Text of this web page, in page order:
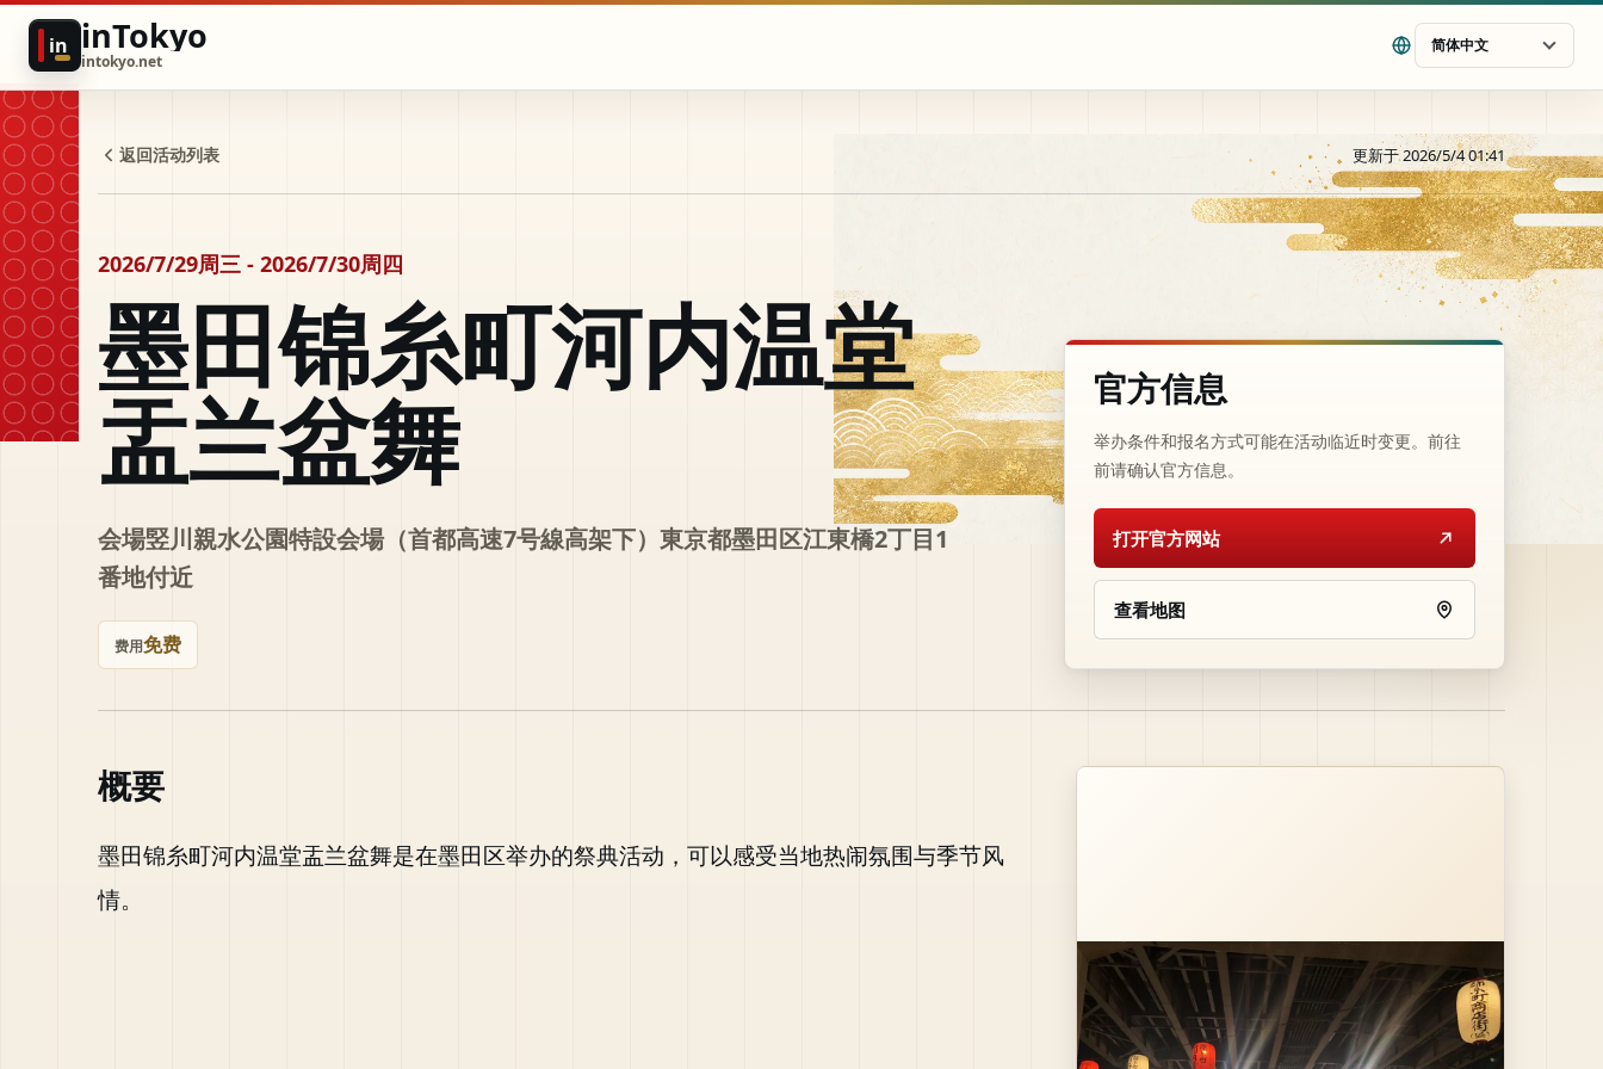
in inTokyo
intokyo.net
简体中文
返回活动列表 更新于 2026/5/4 01:41
2026/7/29周三 - 2026/7/30周四
墨田锦糸町河内温堂
盂兰盆舞
会場竪川親水公園特設会場（首都高速7号線高架下）東京都墨田区江東橋2丁目1
番地付近
费用免费
官方信息
举办条件和报名方式可能在活动临近时变更。前往
前请确认官方信息。
打开官方网站
查看地图
概要
墨田锦糸町河内温堂盂兰盆舞是在墨田区举办的祭典活动，可以感受当地热闹氛围与季节风
情。